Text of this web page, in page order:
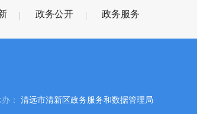
政务公开 政务服务
： 清远市清新区政务服务和数据管理局